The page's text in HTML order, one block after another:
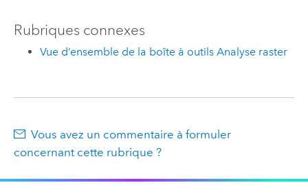
Rubriques connexes
Vue d’ensemble de la boîte à outils Analyse raster
Vous avez un commentaire à formuler
concernant cette rubrique ?